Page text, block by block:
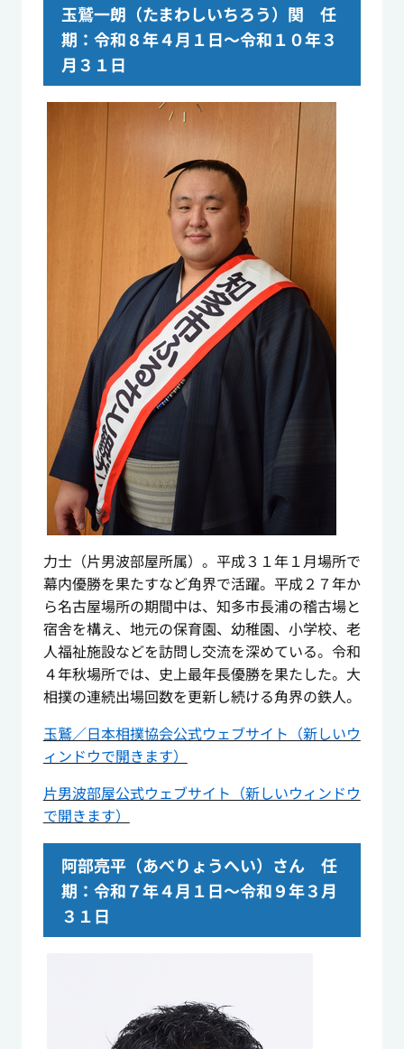
玉鷲一朗（たまわしいちろう）関 任
期：令和８年４月１日～令和１０年３
月３１日
力士（片男波部屋所属）。平成３１年１月場所で
幕内優勝を果たすなど角界で活躍。平成２７年か
ら名古屋場所の期間中は、知多市長浦の稽古場と
宿舎を構え、地元の保育園、幼稚園、小学校、老
人福祉施設などを訪問し交流を深めている。令和
４年秋場所では、史上最年長優勝を果たした。大
相撲の連続出場回数を更新し続ける角界の鉄人。
玉鷲／日本相撲協会公式ウェブサイト（新しいウ
ィンドウで開きます）
片男波部屋公式ウェブサイト（新しいウィンドウ
で開きます）
阿部亮平（あべりょうへい）さん 任
期：令和７年４月１日～令和９年３月
３１日